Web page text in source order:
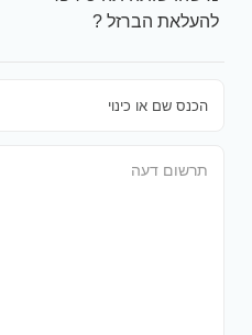
להעלאת הברזל ?